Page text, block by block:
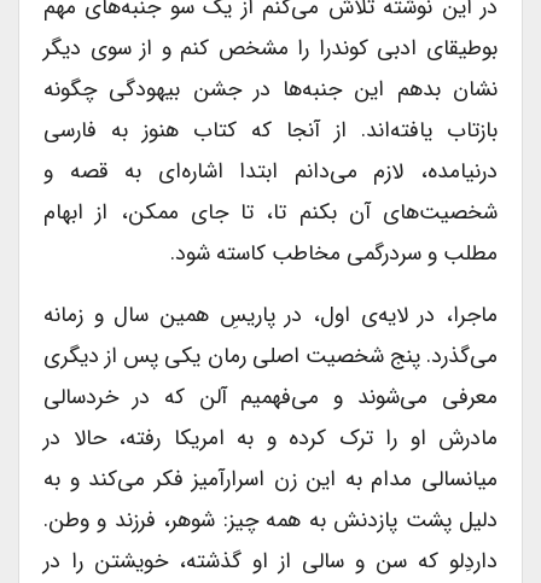
بوطیقای ادبی کوندرا را مشخص کنم و از سوی دیگر
نشان بدهم این جنبه‌ها در جشن بیهودگی چگونه
بازتاب یافته‌اند. از آنجا که کتاب هنوز به فارسی
درنیامده، لازم می‌دانم ابتدا اشاره‌ای به قصه و
شخصیت‌های آن بکنم تا، تا جای ممکن، از ابهام
مطلب و سردرگمی ‌مخاطب کاسته شود.
ماجرا، در لایه‌ی اول، در پاریسِ همین سال و زمانه
می‌گذرد. پنج شخصیت اصلی رمان یکی پس از دیگری
معرفی می‌شوند و می‌فهمیم آلن که در خردسالی
مادرش او را ترک کرده و به امریکا رفته، حالا در
میانسالی مدام به این زن اسرارآمیز فکر می‌کند و به
دلیل پشت پازدنش به همه چیز: شوهر، فرزند و وطن.
داردِلو که سن و سالی از او گذشته، خویشتن را در